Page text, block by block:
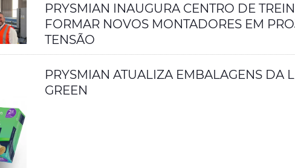
PRYSMIAN INAUGURA CENTRO DE
FORMAR NOVOS MONTADORES EM
TENSÃO
PRYSMIAN ATUALIZA EMBALAGENS DA
GREEN